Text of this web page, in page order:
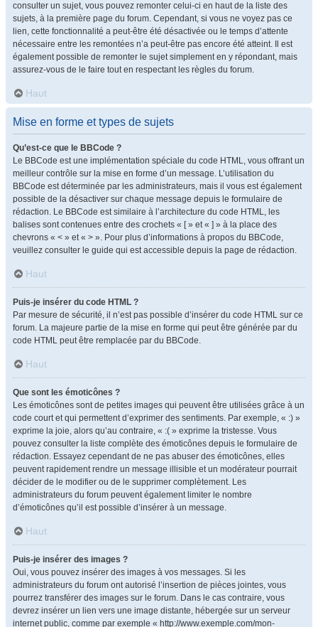
consulter un sujet, vous pouvez remonter celui-ci en haut de la liste des
sujets, à la première page du forum. Cependant, si vous ne voyez pas ce
lien, cette fonctionnalité a peut-être été désactivée ou le temps d’attente
nécessaire entre les remontées n’a peut-être pas encore été atteint. Il est
également possible de remonter le sujet simplement en y répondant, mais
assurez-vous de le faire tout en respectant les règles du forum.
Haut
Mise en forme et types de sujets
Qu’est-ce que le BBCode ?
Le BBCode est une implémentation spéciale du code HTML, vous offrant un
meilleur contrôle sur la mise en forme d’un message. L’utilisation du
BBCode est déterminée par les administrateurs, mais il vous est également
possible de la désactiver sur chaque message depuis le formulaire de
rédaction. Le BBCode est similaire à l’architecture du code HTML, les
balises sont contenues entre des crochets « [ » et « ] » à la place des
chevrons « < » et « > ». Pour plus d’informations à propos du BBCode,
veuillez consulter le guide qui est accessible depuis la page de rédaction.
Haut
Puis-je insérer du code HTML ?
Par mesure de sécurité, il n’est pas possible d’insérer du code HTML sur ce
forum. La majeure partie de la mise en forme qui peut être générée par du
code HTML peut être remplacée par du BBCode.
Haut
Que sont les émoticônes ?
Les émoticônes sont de petites images qui peuvent être utilisées grâce à un
code court et qui permettent d’exprimer des sentiments. Par exemple, « :) »
exprime la joie, alors qu’au contraire, « :( » exprime la tristesse. Vous
pouvez consulter la liste complète des émoticônes depuis le formulaire de
rédaction. Essayez cependant de ne pas abuser des émoticônes, elles
peuvent rapidement rendre un message illisible et un modérateur pourrait
décider de le modifier ou de le supprimer complètement. Les
administrateurs du forum peuvent également limiter le nombre
d’émoticônes qu’il est possible d’insérer à un message.
Haut
Puis-je insérer des images ?
Oui, vous pouvez insérer des images à vos messages. Si les
administrateurs du forum ont autorisé l’insertion de pièces jointes, vous
pourrez transférer des images sur le forum. Dans le cas contraire, vous
devrez insérer un lien vers une image distante, hébergée sur un serveur
internet public, comme par exemple « http://www.exemple.com/mon-